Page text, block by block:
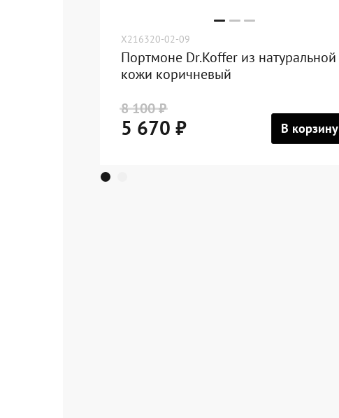
X216320-02-09
Портмоне Dr.Koffer из натуральной
кожи коричневый
8 100 ₽
5 670 ₽ В корзину